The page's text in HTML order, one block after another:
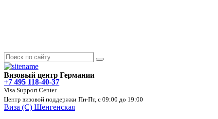
Визовый центр Германии
+7 495 118-40-37
Visa Support Center
Центр визовой поддержки Пн-Пт, с 09:00 до 19:00
Виза (C) Шенгенская